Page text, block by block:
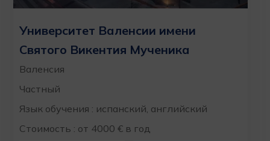
Университет Валенсии имени
Святого Викентия Мученика
Валенсия
Частный
Язык обучения : испанский, английский
Стоимость : от 4000 € в год